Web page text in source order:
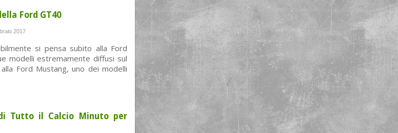
Ford GT40
2017
si pensa subito alla Ford
modelli estremamente diffusi sul
Ford Mustang, uno dei modelli
Tutto il Calcio Minuto per